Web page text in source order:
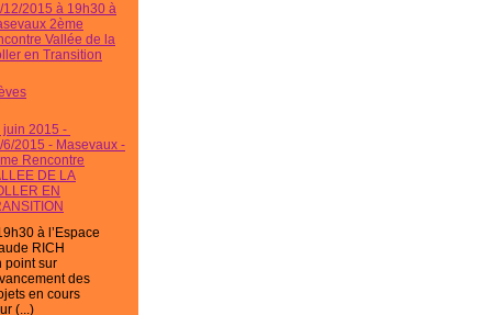
12/2015 à 19h30 à
2ème
Vallée de la
en Transition
juin 2015 -
6/2015 - Masevaux -
Rencontre
DE LA
EN
à l’Espace
RICH
point sur
des
en cours
(...)